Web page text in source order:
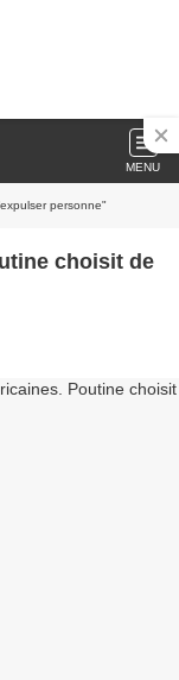
MENU
personne"
choisit de